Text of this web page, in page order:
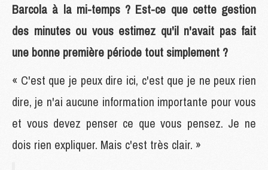
Barcola à la mi-temps ? Est-ce que cette gestion
des minutes ou vous estimez qu'il n'avait pas fait
une bonne première période tout simplement ?
« C'est que je peux dire ici, c'est que je ne peux rien
dire, je n'ai aucune information importante pour vous
et vous devez penser ce que vous pensez. Je ne
dois rien expliquer. Mais c'est très clair. »